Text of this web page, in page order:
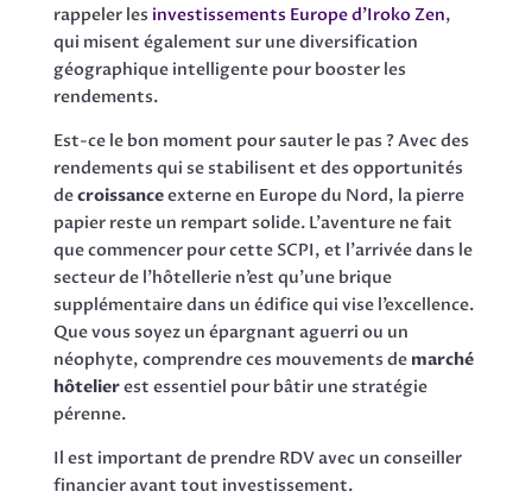
rappeler les investissements Europe d’Iroko Zen,
qui misent également sur une diversification
géographique intelligente pour booster les
rendements.
Est-ce le bon moment pour sauter le pas ? Avec des
rendements qui se stabilisent et des opportunités
decroissanceexterne en Europe du Nord, la pierre
papier reste un rempart solide. L’aventure ne fait
que commencer pour cette SCPI, et l’arrivée dans le
secteur de l’hôtellerie n’est qu’une brique
supplémentaire dans un édifice qui vise l’excellence.
Que vous soyez un épargnant aguerri ou un
néophyte, comprendre ces mouvements de marché
hôtelierest essentiel pour bâtir une stratégie
pérenne.
Il est important de prendre RDV avec un conseiller
financier avant tout investissement.